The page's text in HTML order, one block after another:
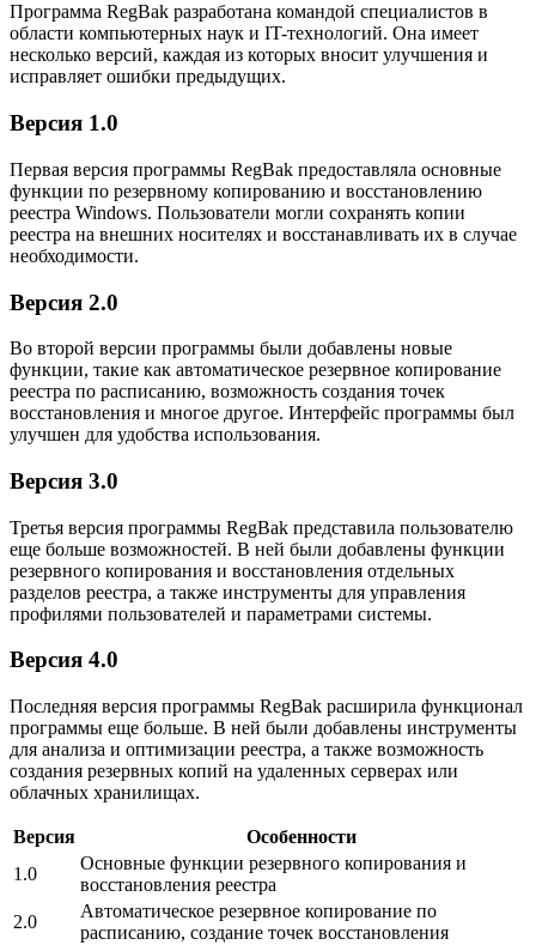
Программа RegBak разработана командой специалистов в
области компьютерных наук и IT-технологий. Она имеет
несколько версий, каждая из которых вносит улучшения и
исправляет ошибки предыдущих.
Версия 1.0
Первая версия программы RegBak предоставляла основные
функции по резервному копированию и восстановлению
реестра Windows. Пользователи могли сохранять копии
реестра на внешних носителях и восстанавливать их в случае
необходимости.
Версия 2.0
Во второй версии программы были добавлены новые
функции, такие как автоматическое резервное копирование
реестра по расписанию, возможность создания точек
восстановления и многое другое. Интерфейс программы был
улучшен для удобства использования.
Версия 3.0
Третья версия программы RegBak представила пользователю
еще больше возможностей. В ней были добавлены функции
резервного копирования и восстановления отдельных
разделов реестра, а также инструменты для управления
профилями пользователей и параметрами системы.
Версия 4.0
Последняя версия программы RegBak расширила функционал
программы еще больше. В ней были добавлены инструменты
для анализа и оптимизации реестра, а также возможность
создания резервных копий на удаленных серверах или
облачных хранилищах.
Версия
Особенности
1.0
Основные функции резервного копирования и
восстановления реестра
2.0
Автоматическое резервное копирование по
расписанию, создание точек восстановления